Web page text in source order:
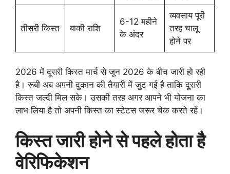
तीसरी किस्त बाकी राशि
6-12 महीने
के अंदर
व्यवसाय पूरी
तरह चालू
होने पर
2026 में दूसरी किस्त मार्च से जून 2026 के बीच जारी हो रही
है। रूबी अब अपनी दुकान की तैयारी में जुट गई है ताकि दूसरी
किस्त जल्दी मिल सके। उसकी तरह अगर आपने भी योजना का
लाभ लिया है तो अपनी किस्त का स्टेटस जरूर चेक करते रहें।
किस्त जारी होने से पहले होता है
वेरिफिकेशन